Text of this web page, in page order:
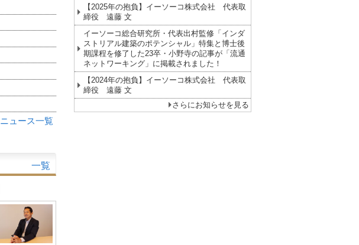
ニュース一覧
一覧
【2025年の抱負】イーソーコ株式会社 代表取
締役 遠藤 文
イーソーコ総合研究所・代表出村監修「インダ
ストリアル建築のポテンシャル」特集と博士後
期課程を修了した23卒・小野寺の記事が「流通
ネットワーキング」に掲載されました！
【2024年の抱負】イーソーコ株式会社 代表取
締役 遠藤 文
さらにお知らせを見る